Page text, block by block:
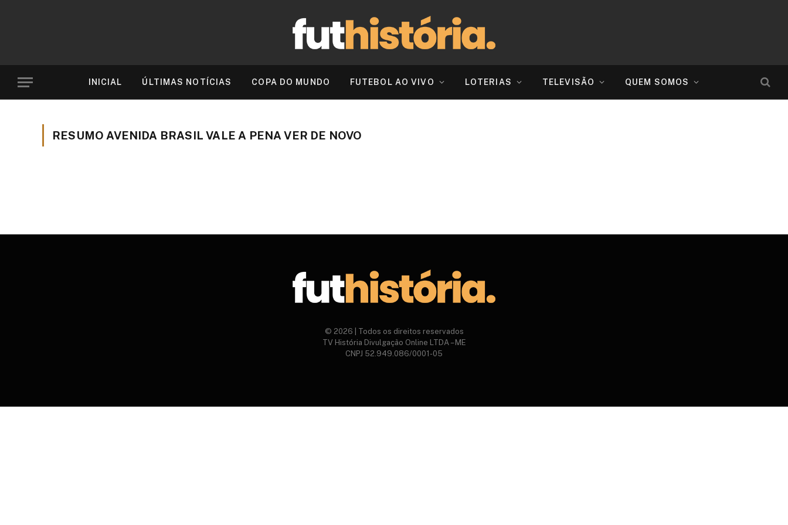
INICIAL ÚLTIMAS NOTÍCIAS COPA DO MUNDO FUTEBOL AO VIVO LOTERIAS TELEVISÃO QUEM SOMOS
RESUMO AVENIDA BRASIL VALE A PENA VER DE NOVO
© 2026 | Todos os direitos reservados
TV História Divulgação Online LTDA – ME
CNPJ 52.949.086/0001-05